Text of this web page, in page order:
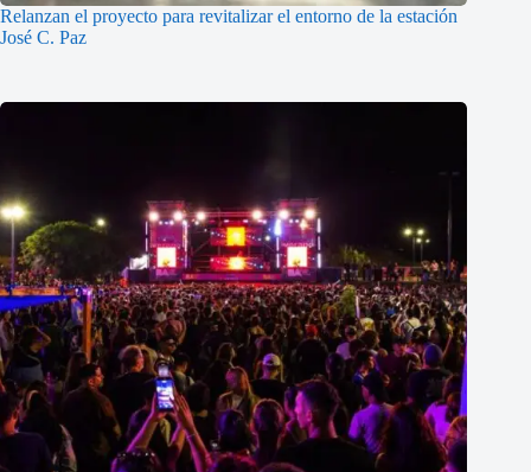
Relanzan el proyecto para revitalizar el entorno de la estación
José C. Paz